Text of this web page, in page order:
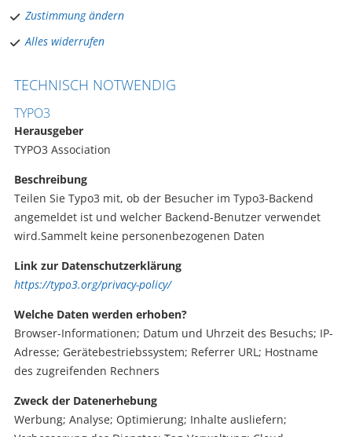
Zustimmung ändern
Alles widerrufen
TECHNISCH NOTWENDIG
TYPO3
Herausgeber
TYPO3 Association
Beschreibung
Teilen Sie Typo3 mit, ob der Besucher im Typo3-Backend
angemeldet ist und welcher Backend-Benutzer verwendet
wird.Sammelt keine personenbezogenen Daten
Link zur Datenschutzerklärung
https://typo3.org/privacy-policy/
Welche Daten werden erhoben?
Browser-Informationen; Datum und Uhrzeit des Besuchs; IP-
Adresse; Gerätebestriebssystem; Referrer URL; Hostname
des zugreifenden Rechners
Zweck der Datenerhebung
Werbung; Analyse; Optimierung; Inhalte ausliefern;